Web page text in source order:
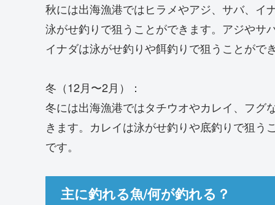
秋には出海漁港ではヒラメやアジ、サバ、イ
泳がせ釣りで狙うことができます。アジやサ
イナダは泳がせ釣りや餌釣りで狙うことがで
冬（12月〜2月）：
冬には出海漁港ではタチウオやカレイ、フグ
きます。カレイは泳がせ釣りや底釣りで狙
です。
主に釣れる魚/何が釣れる？